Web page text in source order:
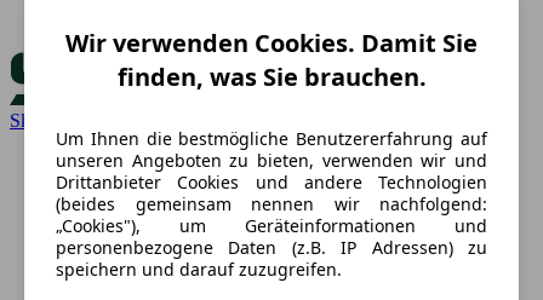
Skoda
Wir verwenden Cookies. Damit Sie
finden, was Sie brauchen.
Um Ihnen die bestmögliche Benutzererfahrung auf
unseren Angeboten zu bieten, verwenden wir und
Drittanbieter Cookies und andere Technologien
(beides gemeinsam nennen wir nachfolgend:
„Cookies"), um Geräteinformationen und
personenbezogene Daten (z.B. IP Adressen) zu
speichern und darauf zuzugreifen.